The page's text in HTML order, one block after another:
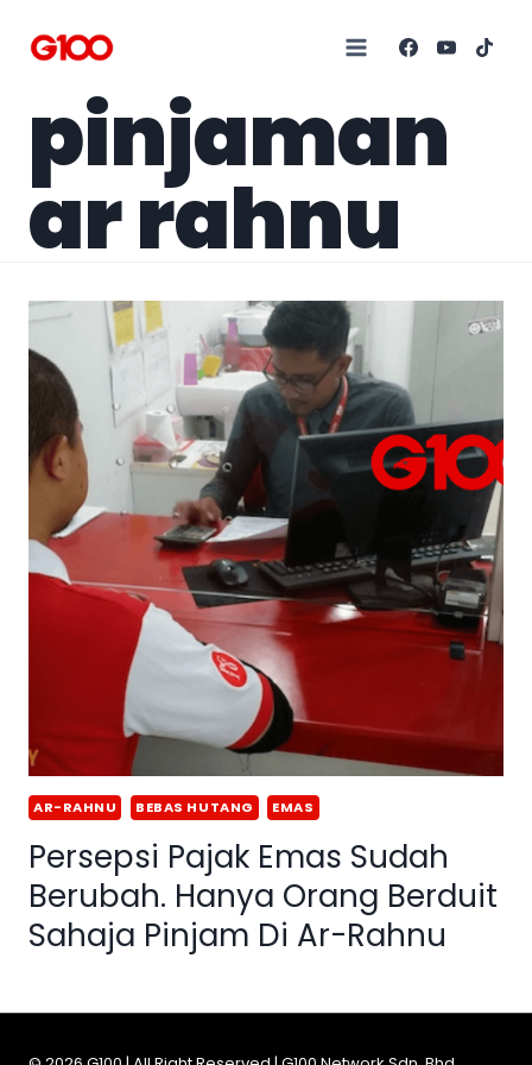
pinjaman
ar rahnu
AR-RAHNU BEBAS HUTANG EMAS
Persepsi Pajak Emas Sudah
Berubah. Hanya Orang Berduit
Sahaja Pinjam Di Ar-Rahnu